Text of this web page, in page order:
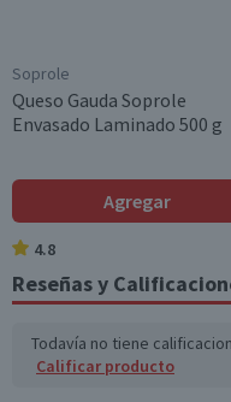
Soprole
Queso Gauda Soprole
Envasado Laminado 500 g
Agregar
4.8
Reseñas y
Todavía no tiene
Calificar producto